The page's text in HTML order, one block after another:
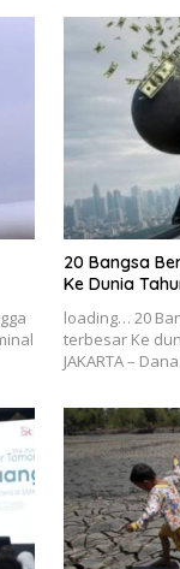
20 Bangsa
Ke Dunia
loading… 20
terbesar Ke
JAKARTA –